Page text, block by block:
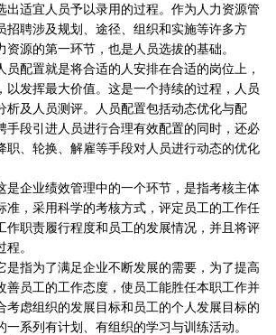
出适宜人员予以录用的过程。作为人力资源管
招聘涉及规划、途径、组织和实施等许多方
源的第一环节，也是人员选拔的基础。
员配置就是将合适的人安排在合适的岗位上，
以发挥最大价值。这是一个持续的过程，人员
析及人员测评。人员配置包括动态优化与配
手段引进人员进行合理有效配置的同时，还必
职、轮换、解雇等手段对人员进行动态的优化
是企业绩效管理中的一个环节，是指考核主体
准，采用科学的考核方式，评定员工的工作任
作职责履行程度和员工的发展情况，并且将评
。
是指为了满足企业不断发展的需要，为了提高
善员工的工作态度，使员工能胜任本职工作并
考虑组织的发展目标和员工的个人发展目标的
系列有计划、有组织的学习与训练活动。